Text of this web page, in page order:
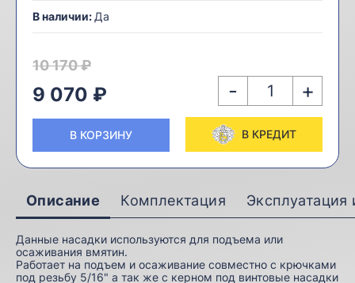
В наличии: Да
10 170 ₽
9 070 ₽ - +
В КОРЗИНУ В КРЕДИТ
Описание Комплектация
Данные насадки используются для подъема или
осаживания вмятин.
Работает на подъем и осаживание совместно с крючками
под резьбу 5/16" а так же с керном под винтовые насадки